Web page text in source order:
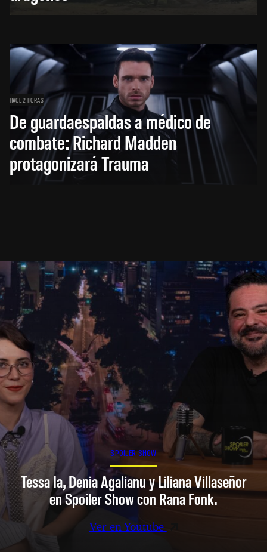
HACE 2 HORAS
De guardaespaldas a médico de
combate: Richard Madden
protagonizará Trauma
SPOILER SHOW
Tessa Ia, Denia Agalianu y Liliana Villaseñor
en Spoiler Show con Rana Fonk.
Ver en Youtube